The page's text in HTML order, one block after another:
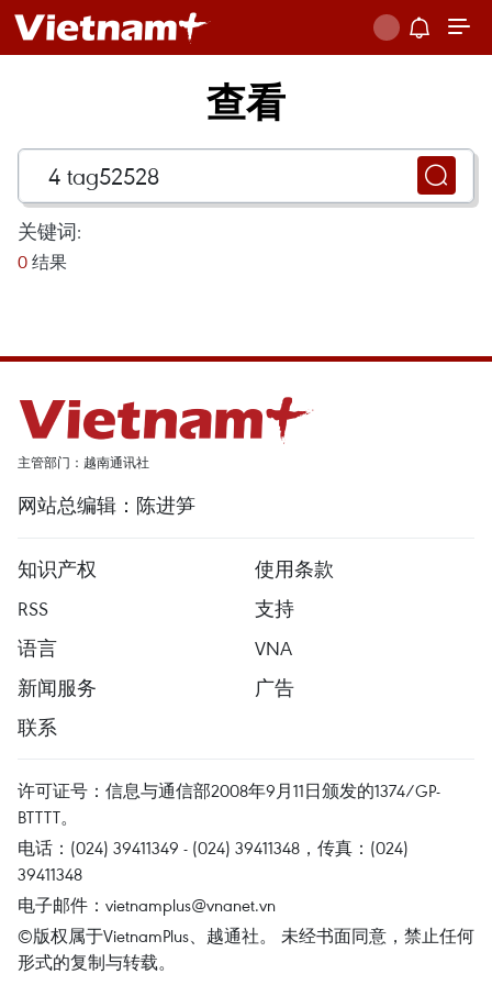
查看
关键词:
0 结果
主管部门：越南通讯社
网站总编辑：陈进笋
知识产权
使用条款
RSS
支持
语言
VNA
新闻服务
广告
联系
许可证号：信息与通信部2008年9月11日颁发的1374/GP-
BTTTT。
电话：(024) 39411349 - (024) 39411348，传真：(024)
39411348
电子邮件： vietnamplus@vnanet.vn
©版权属于VietnamPlus、越通社。 未经书面同意，禁止任何
形式的复制与转载。